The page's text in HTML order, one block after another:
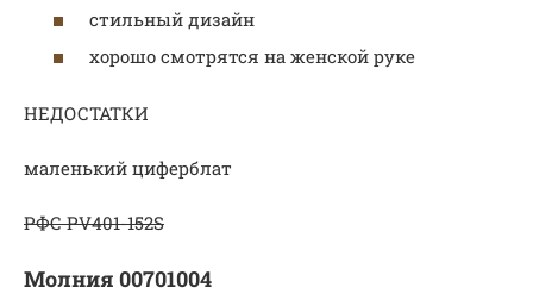
стильный дизайн
хорошо смотрятся на женской руке
НЕДОСТАТКИ
маленький циферблат
РФС PV401-152S
Молния 00701004